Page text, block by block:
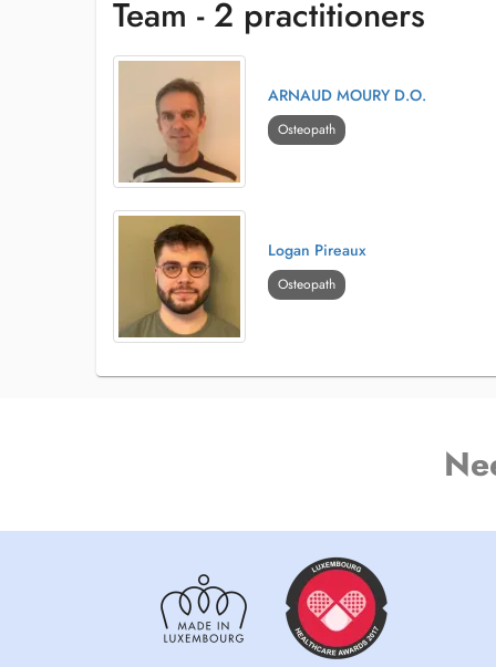
et les femmes enceinte.
Team - 2 practitioners
ARNAUD MOURY D.O.
Osteopath
Logan Pireaux
Osteopath